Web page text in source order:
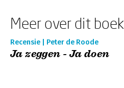
Meer over dit boek
Recensie | Peter de Roode
Ja zeggen - Ja doen